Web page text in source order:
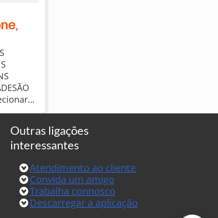
a
tens
clube:
Outras ligações
interessantes
Atendimento ao cliente
Convida um amigo
Trabalha connosco
Descarregar a aplicação